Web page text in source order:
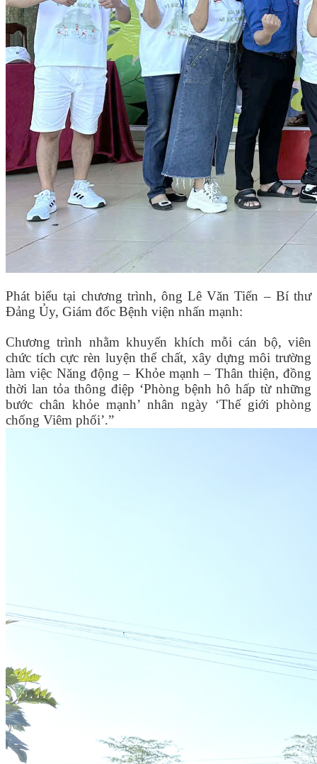
Phát biểu tại chương trình, ông Lê Văn Tiến – Bí thư
Đảng Ủy, Giám đốc Bệnh viện nhấn mạnh:
Chương trình nhằm khuyến khích mỗi cán bộ, viên
chức tích cực rèn luyện thể chất, xây dựng môi trường
làm việc Năng động – Khỏe mạnh – Thân thiện, đồng
thời lan tỏa thông điệp ‘Phòng bệnh hô hấp từ những
bước chân khỏe mạnh’ nhân ngày ‘Thế giới phòng
chống Viêm phổi’.”